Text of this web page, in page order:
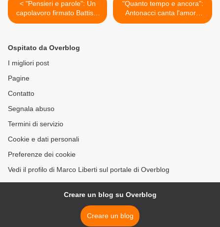
< "Pensieri e parole": Un
capolavoro firmato Battisti-
Mogol
"Quanto tempo e ancora":
Antonacci canta l'amore
mai finito per una ex >
Ospitato da Overblog
I migliori post
Pagine
Contatto
Segnala abuso
Termini di servizio
Cookie e dati personali
Preferenze dei cookie
Vedi il profilo di Marco Liberti sul portale di Overblog
Creare un blog su Overblog
Creare un blog